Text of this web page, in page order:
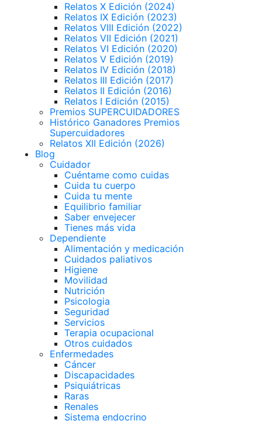
Relatos X Edición (2024)
Relatos IX Edición (2023)
Relatos VIII Edición (2022)
Relatos VII Edición (2021)
Relatos VI Edición (2020)
Relatos V Edición (2019)
Relatos IV Edición (2018)
Relatos III Edición (2017)
Relatos II Edición (2016)
Relatos I Edición (2015)
Premios SUPERCUIDADORES
Histórico Ganadores Premios
Supercuidadores
Relatos XII Edición (2026)
Blog
Cuidador
Cuéntame como cuidas
Cuida tu cuerpo
Cuida tu mente
Equilibrio familiar
Saber envejecer
Tienes más vida
Dependiente
Alimentación y medicación
Cuidados paliativos
Higiene
Movilidad
Nutrición
Psicologia
Seguridad
Servicios
Terapia ocupacional
Otros cuidados
Enfermedades
Cáncer
Discapacidades
Psiquiátricas
Raras
Renales
Sistema endocrino